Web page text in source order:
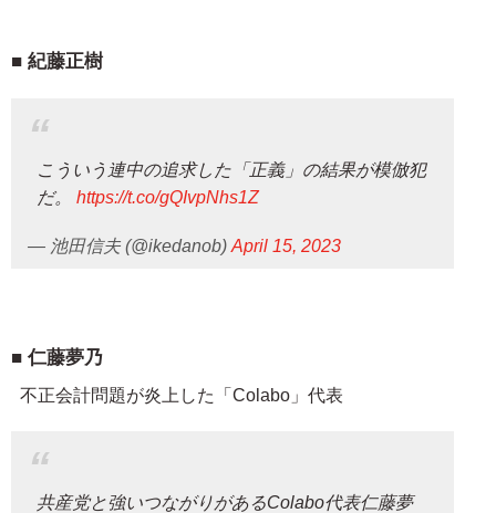
紀藤正樹
こういう連中の追求した「正義」の結果が模倣犯
だ。 https://t.co/gQIvpNhs1Z
— 池田信夫 (@ikedanob) April 15, 2023
仁藤夢乃
不正会計問題が炎上した「Colabo」代表
共産党と強いつながりがあるColabo代表仁藤夢